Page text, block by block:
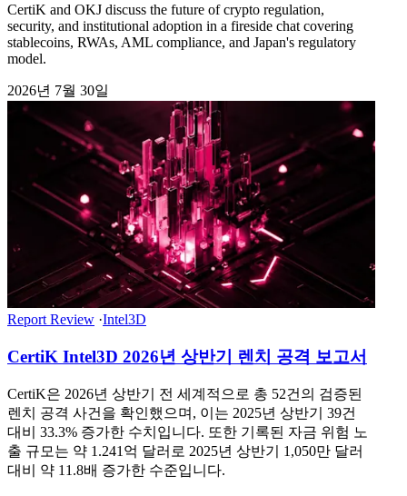
CertiK and OKJ discuss the future of crypto regulation,
security, and institutional adoption in a fireside chat covering
stablecoins, RWAs, AML compliance, and Japan's regulatory
model.
2026년 7월 30일
Report Review ·Intel3D
CertiK Intel3D 2026년 상반기 렌치 공격 보고서
CertiK은 2026년 상반기 전 세계적으로 총 52건의 검증된
렌치 공격 사건을 확인했으며, 이는 2025년 상반기 39건
대비 33.3% 증가한 수치입니다. 또한 기록된 자금 위험 노
출 규모는 약 1.241억 달러로 2025년 상반기 1,050만 달러
대비 약 11.8배 증가한 수준입니다.